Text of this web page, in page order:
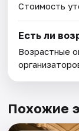
Стоимость
Есть ли
Возрастные
Похожие